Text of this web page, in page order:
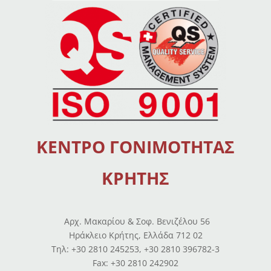
ΚΕΝΤΡΟ ΓΟΝΙΜΟΤΗΤΑΣ
ΚΡΗΤΗΣ
Αρχ. Μακαρίου & Σοφ. Βενιζέλου 56
Ηράκλειο Κρήτης, Ελλάδα 712 02
Tηλ: +30 2810 245253, +30 2810 396782-3
Fax: +30 2810 242902